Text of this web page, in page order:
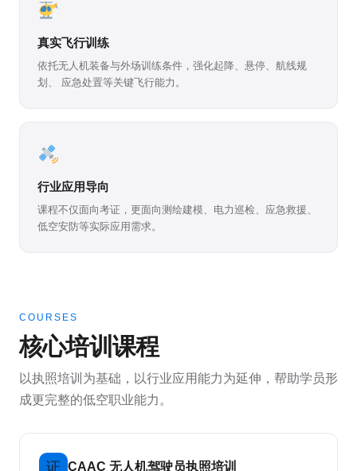
真实飞行训练
依托无人机装备与外场训练条件，强化起降、悬停、航线规
划、 应急处置等关键飞行能力。
行业应用导向
课程不仅面向考证，更面向测绘建模、电力巡检、应急救援、
低空安防等实际应用需求。
COURSES
核心培训课程
以执照培训为基础，以行业应用能力为延伸，帮助学员形
成更完整的低空职业能力。
证 CAAC 无人机驾驶员执照培训